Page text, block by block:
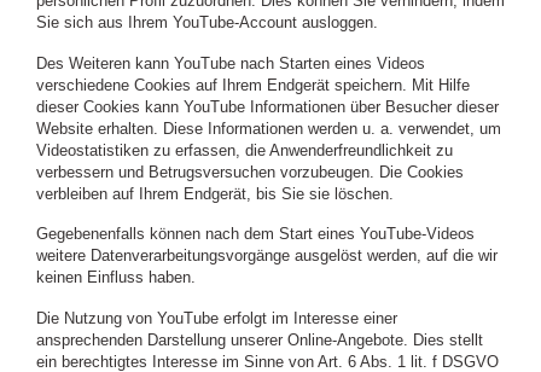
Sie sich aus Ihrem YouTube-Account ausloggen.
Des Weiteren kann YouTube nach Starten eines Videos
verschiedene Cookies auf Ihrem Endgerät speichern. Mit Hilfe
dieser Cookies kann YouTube Informationen über Besucher dieser
Website erhalten. Diese Informationen werden u. a. verwendet, um
Videostatistiken zu erfassen, die Anwenderfreundlichkeit zu
verbessern und Betrugsversuchen vorzubeugen. Die Cookies
verbleiben auf Ihrem Endgerät, bis Sie sie löschen.
Gegebenenfalls können nach dem Start eines YouTube-Videos
weitere Datenverarbeitungsvorgänge ausgelöst werden, auf die wir
keinen Einfluss haben.
Die Nutzung von YouTube erfolgt im Interesse einer
ansprechenden Darstellung unserer Online-Angebote. Dies stellt
ein berechtigtes Interesse im Sinne von Art. 6 Abs. 1 lit. f DSGVO